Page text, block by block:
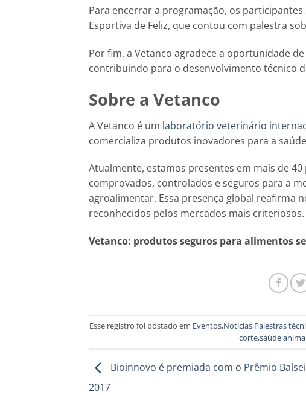
Para encerrar a programação, os
Esportiva de Feliz, que contou com palestra
Por fim, a Vetanco agradece a oportunidade
contribuindo para o desenvolvimento técnico
Sobre a Vetanco
A Vetanco é um laboratório veterinário
comercializa produtos inovadores para a
Atualmente, estamos presentes em mais de
comprovados, controlados e seguros para a
agroalimentar. Essa presença global reafirma
reconhecidos pelos mercados mais criteriosos.
Vetanco: produtos seguros para alimentos
Esse registro foi postado em Eventos,Notícias,Palestras
corte,saúde
Bioinnovo é premiada com o Prêmio
2017